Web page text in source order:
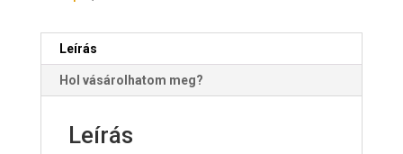
Leírás
Hol vásárolhatom meg?
Leírás